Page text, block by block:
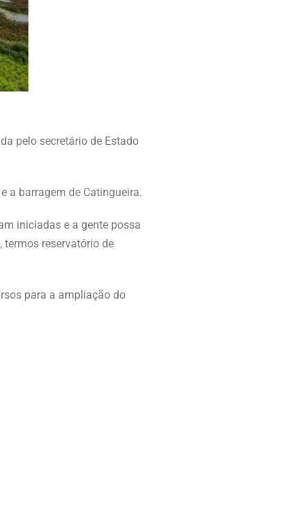
pelo secretário de Estado
a barragem de Catingueira.
iniciadas e a gente possa
reservatório de
para a ampliação do